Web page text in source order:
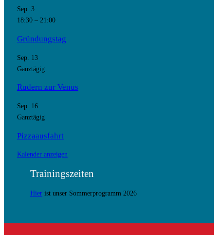
Sep. 3
18:30– 21:00
Gründungstag
Sep. 13
Ganztägig
Rudern zur Venus
Sep. 16
Ganztägig
Pizzaausfahrt
Kalender anzeigen
Trainingszeiten
Hierist unser Sommerprogramm 2026